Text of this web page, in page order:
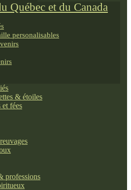
Québec et du Canada
personalisables
& étoiles
fées
professions